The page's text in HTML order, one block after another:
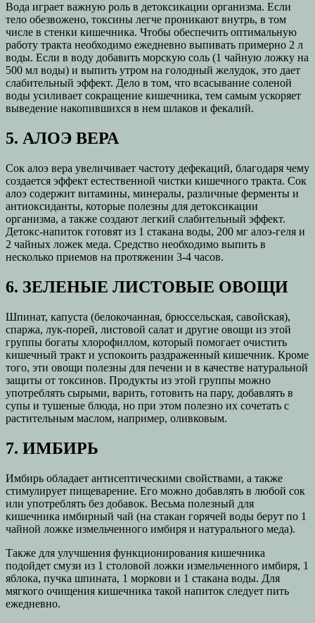
Вода играет важную роль в детоксикации организма. Если
тело обезвожено, токсины легче проникают внутрь, в том
числе в стенки кишечника. Чтобы обеспечить оптимальную
работу тракта необходимо ежедневно выпивать примерно 2 л
воды. Если в воду добавить морскую соль (1 чайную ложку на
500 мл воды) и выпить утром на голодный желудок, это дает
слабительный эффект. Дело в том, что всасывание соленой
воды усиливает сокращение кишечника, тем самым ускоряет
выведение накопившихся в нем шлаков и фекалий.
5. АЛОЭ ВЕРА
Сок алоэ вера увеличивает частоту дефекаций, благодаря чему
создается эффект естественной чистки кишечного тракта. Сок
алоэ содержит витамины, минералы, различные ферменты и
антиоксиданты, которые полезны для детоксикации
организма, а также создают легкий слабительный эффект.
Детокс-напиток готовят из 1 стакана воды, 200 мг алоэ-геля и
2 чайных ложек меда. Средство необходимо выпить в
несколько приемов на протяжении 3-4 часов.
6. ЗЕЛЕНЫЕ ЛИСТОВЫЕ ОВОЩИ
Шпинат, капуста (белокочанная, брюссельская, савойская),
спаржа, лук-порей, листовой салат и другие овощи из этой
группы богаты хлорофиллом, который помогает очистить
кишечный тракт и успокоить раздраженный кишечник. Кроме
того, эти овощи полезны для печени и в качестве натуральной
защиты от токсинов. Продукты из этой группы можно
употреблять сырыми, варить, готовить на пару, добавлять в
супы и тушеные блюда, но при этом полезно их сочетать с
растительным маслом, например, оливковым.
7. ИМБИРЬ
Имбирь обладает антисептическими свойствами, а также
стимулирует пищеварение. Его можно добавлять в любой сок
или употреблять без добавок. Весьма полезный для
кишечника имбирный чай (на стакан горячей воды берут по 1
чайной ложке измельченного имбиря и натурального меда).
Также для улучшения функционирования кишечника
подойдет смузи из 1 столовой ложки измельченного имбиря, 1
яблока, пучка шпината, 1 моркови и 1 стакана воды. Для
мягкого очищения кишечника такой напиток следует пить
ежедневно.